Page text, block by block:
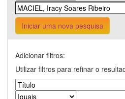
Iniciar uma nova pesquisa
Adicionar filtros:
Utilizar filtros para refinar o